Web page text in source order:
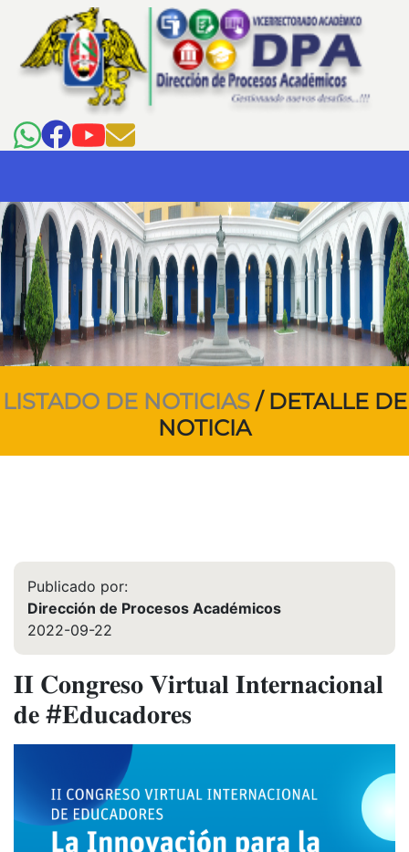
LISTADO DE NOTICIAS / DETALLE DE
NOTICIA
Publicado por:
Dirección de Procesos Académicos
2022-09-22
𝐈𝐈 𝐂𝐨𝐧𝐠𝐫𝐞𝐬𝐨 𝐕𝐢𝐫𝐭𝐮𝐚𝐥 𝐈𝐧𝐭𝐞𝐫𝐧𝐚𝐜𝐢𝐨𝐧𝐚𝐥
𝐝𝐞 #𝐄𝐝𝐮𝐜𝐚𝐝𝐨𝐫𝐞𝐬